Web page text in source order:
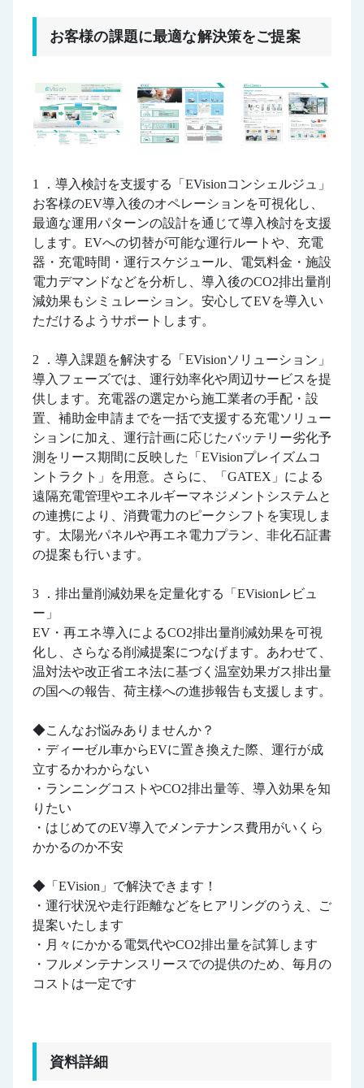
お客様の課題に最適な解決策をご提案
1 ．導入検討を支援する「EVisionコンシェルジュ」
お客様のEV導入後のオペレーションを可視化し、
最適な運用パターンの設計を通じて導入検討を支援
します。EVへの切替が可能な運行ルートや、充電
器・充電時間・運行スケジュール、電気料金・施設
電力デマンドなどを分析し、導入後のCO2排出量削
減効果もシミュレーション。安心してEVを導入い
ただけるようサポートします。
2 ．導入課題を解決する「EVisionソリューション」
導入フェーズでは、運行効率化や周辺サービスを提
供します。充電器の選定から施工業者の手配・設
置、補助金申請までを一括で支援する充電ソリュー
ションに加え、運行計画に応じたバッテリー劣化予
測をリース期間に反映した「EVisionプレイズムコ
ントラクト」を用意。さらに、「GATEX」による
遠隔充電管理やエネルギーマネジメントシステムと
の連携により、消費電力のピークシフトを実現しま
す。太陽光パネルや再エネ電力プラン、非化石証書
の提案も行います。
3 ．排出量削減効果を定量化する「EVisionレビュ
ー」
EV・再エネ導入によるCO2排出量削減効果を可視
化し、さらなる削減提案につなげます。あわせて、
温対法や改正省エネ法に基づく温室効果ガス排出量
の国への報告、荷主様への進捗報告も支援します。
◆こんなお悩みありませんか？
・ディーゼル車からEVに置き換えた際、運行が成
立するかわからない
・ランニングコストやCO2排出量等、導入効果を知
りたい
・はじめてのEV導入でメンテナンス費用がいくら
かかるのか不安
◆「EVision」で解決できます！
・運行状況や走行距離などをヒアリングのうえ、ご
提案いたします
・月々にかかる電気代やCO2排出量を試算します
・フルメンテナンスリースでの提供のため、毎月の
コストは一定です
資料詳細